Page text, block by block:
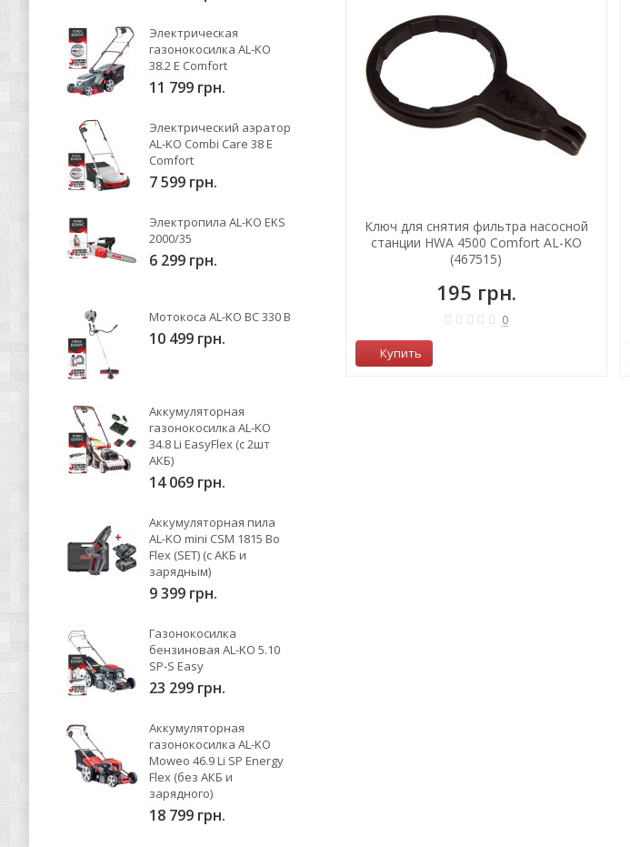
м Картридж для фильтра AL-KO 100/1
0
Нет в наличии
Ключ для снятия фильтра насосной
станции HWA 4500 Comfort AL-KO
(467515)
195 грн.
0
Купить
Электрическая
газонокосилка AL-KO
38.2 E Comfort
11 799 грн.
Электрический аэратор
AL-KO Combi Care 38 E
Comfort
7 599 грн.
Электропила AL-KO EKS
2000/35
6 299 грн.
Мотокоса AL-KO BC 330 B
10 499 грн.
Аккумуляторная
газонокосилка AL-KO
34.8 Li EasyFlex (с 2шт
АКБ)
14 069 грн.
Аккумуляторная пила
AL-KO mini CSM 1815 Bo
Flex (SET) (с АКБ и
зарядным)
9 399 грн.
Газонокосилка
бензиновая AL-KO 5.10
SP-S Easy
23 299 грн.
Аккумуляторная
газонокосилка AL-KO
Moweo 46.9 Li SP Energy
Flex (без АКБ и
зарядного)
18 799 грн.